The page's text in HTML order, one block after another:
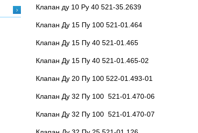
Клапан ду 10 Ру 40 521-35.2639
Клапан Ду 15 Пу 100 521-01.464
Клапан Ду 15 Пу 40 521-01.465
Клапан Ду 15 Пу 40 521-01.465-02
Клапан Ду 20 Пу 100 522-01.493-01
Клапан Ду 32 Пу 100 521-01.470-06
Клапан Ду 32 Пу 100 521-01.470-07